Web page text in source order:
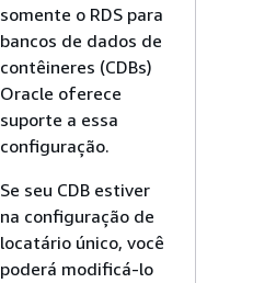
somente o RDS para
bancos de dados de
contêineres (CDBs)
Oracle oferece
suporte a essa
configuração.
Se seu CDB estiver
na configuração de
locatário único, você
poderá modificá-lo